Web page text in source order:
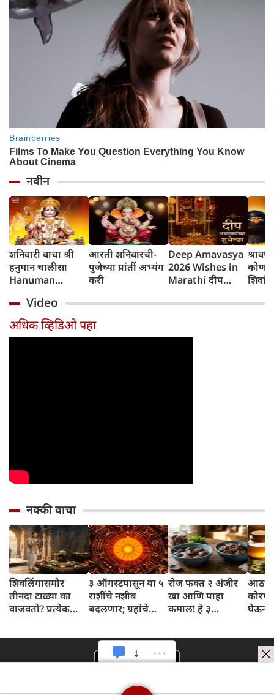
नवीन
शनिवारी वाचा श्री
हनुमान चालीसा
Hanuman
सरोज रज, निज मनु
मुकुरु सुधारि
आरती शनिवारची-
पुजेच्या प्रांतीं अभ्यंग
करी
Deep Amavasya
2026 Wishes in
Marathi दीप
Video
अधिक व्हिडिओ पहा
नक्की वाचा
शिवलिंगासमोर
तीनदा टाळ्या का
वाजवतो? प्रत्येक
३ ऑगस्टपासून या ५
राशींचे नशीब
बदलणार; ग्रहांचे
दिवसांची सुरुवात
होईल
रोज फक्त २ अंजीर
खा आणि पाहा
कमाल! हे ३
आहेत का?
घेऊन
घ्या